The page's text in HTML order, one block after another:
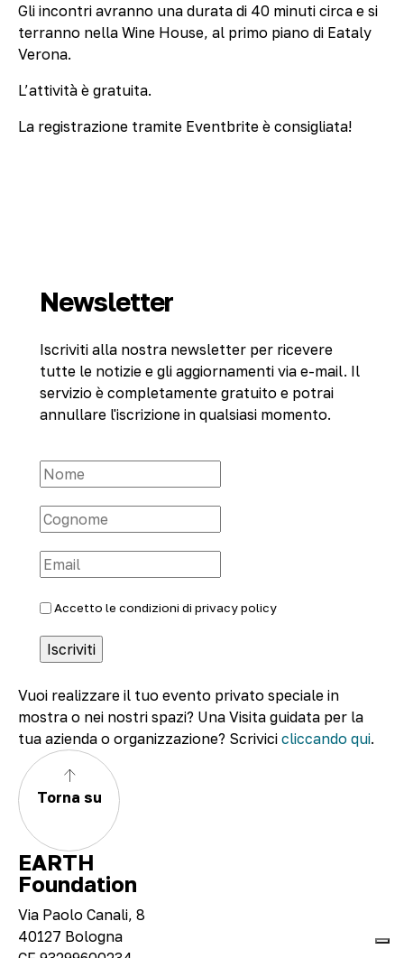
Gli incontri avranno una durata di 40 minuti circa e si
terranno nella Wine House, al primo piano di Eataly
Verona.
L’attività è gratuita.
La registrazione tramite Eventbrite è consigliata!
Newsletter
Iscriviti alla nostra newsletter per ricevere
tutte le notizie e gli aggiornamenti via e-mail. Il
servizio è completamente gratuito e potrai
annullare l'iscrizione in qualsiasi momento.
Accetto le condizioni di privacy policy
Vuoi realizzare il tuo evento privato speciale in
mostra o nei nostri spazi? Una Visita guidata per la
tua azienda o organizzazione? Scrivici cliccando qui.
Torna su
EARTH
Foundation
Via Paolo Canali, 8
40127 Bologna
CF 93299600234